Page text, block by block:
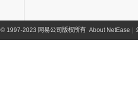
©1997-2023 网易公司版权所有 About NetEase